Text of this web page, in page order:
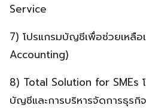
Service
7) โปรแกรมบัญชีเพื่อช่วยเหลือ
Accounting)
8) Total Solution for SMEs
บัญชีและการบริหารจัดการธุร